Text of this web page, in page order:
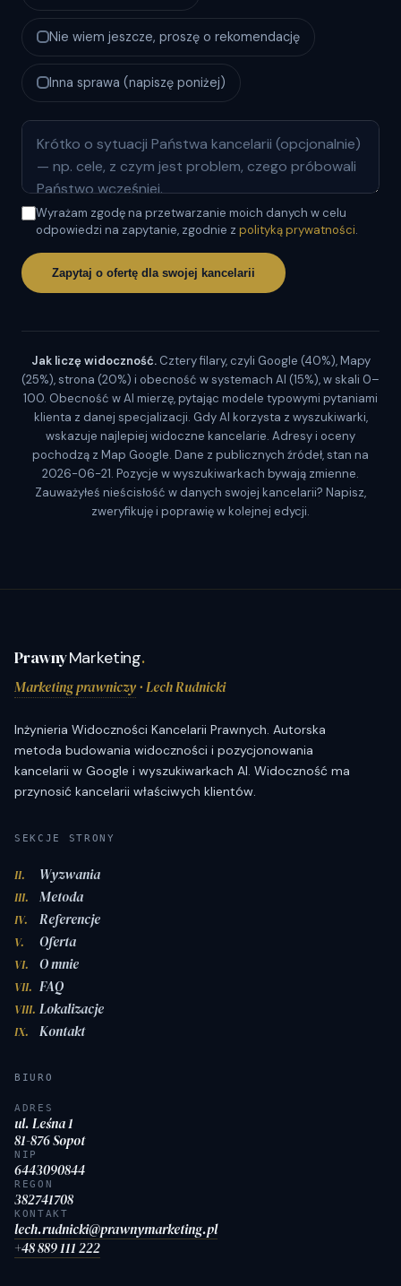
Nie wiem jeszcze, proszę o rekomendację
Inna sprawa (napiszę poniżej)
Wyrażam zgodę na przetwarzanie moich danych w celu
odpowiedzi na zapytanie, zgodnie z polityką prywatności.
Zapytaj o ofertę dla swojej kancelarii
Jak liczę widoczność.Cztery filary, czyli Google (40%), Mapy
(25%), strona (20%) i obecność w systemach AI (15%), w skali 0–
100. Obecność w AI mierzę, pytając modele typowymi pytaniami
klienta z danej specjalizacji. Gdy AI korzysta z wyszukiwarki,
wskazuje najlepiej widoczne kancelarie. Adresy i oceny
pochodzą z Map Google. Dane z publicznych źródeł, stan na
2026-06-21. Pozycje w wyszukiwarkach bywają zmienne.
Zauważyłeś nieścisłość w danych swojej kancelarii? Napisz,
zweryfikuję i poprawię w kolejnej edycji.
PrawnyMarketing.
Marketing prawniczy· Lech Rudnicki
Inżynieria Widoczności Kancelarii Prawnych. Autorska
metoda budowania widoczności i pozycjonowania
kancelarii w Google i wyszukiwarkach AI. Widoczność ma
przynosić kancelarii właściwych klientów.
SEKCJE STRONY
II. Wyzwania
III. Metoda
IV. Referencje
V. Oferta
VI. O mnie
VII. FAQ
VIII. Lokalizacje
IX. Kontakt
BIURO
ADRES
ul. Leśna 1
81-876 Sopot
NIP
6443090844
REGON
382741708
KONTAKT
lech.rudnicki@prawnymarketing.pl
+48 889 111 222